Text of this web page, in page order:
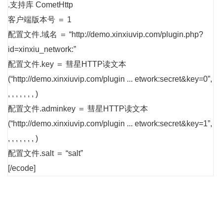
.支持库 CometHttp
客户端版本号 ＝ 1
配置文件.域名 ＝ “http://demo.xinxiuvip.com/plugin.php?
id=xinxiu_network:”
配置文件.key ＝ 彗星HTTP读文本
(“http://demo.xinxiuvip.com/plugin ... etwork:secret&key=0”,
, , , , , , , )
配置文件.adminkey ＝ 彗星HTTP读文本
(“http://demo.xinxiuvip.com/plugin ... etwork:secret&key=1”,
, , , , , , , )
配置文件.salt ＝ “salt”
[/ecode]